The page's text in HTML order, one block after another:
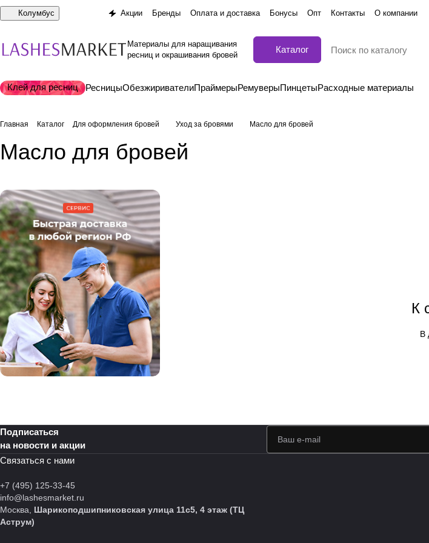
Колумбус Акции Бренды Оплата и доставка Бонусы Опт Контакты О компании
Материалы для наращивания
ресниц и окрашивания бровей
Каталог
Клей для ресниц РесницыОбезжиривателиПраймерыРемуверыПинцетыРасходные материалы
Главная Каталог Для оформления бровей Уход за бровями Масло для бровей
Масло для бровей
К
В
Подписаться
на новости и акции
Связаться с нами
+7 (495) 125-33-45
info@lashesmarket.ru
Москва, Шарикоподшипниковская улица 11с5, 4 этаж (ТЦ
Аструм)